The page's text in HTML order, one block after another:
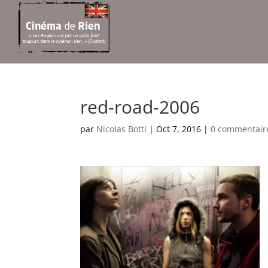
red-road-2006
par Nicolas Botti |Oct 7, 2016 |0